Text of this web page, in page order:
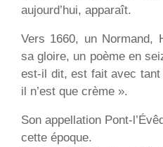
aujourd’hui, apparaît.
Vers 1660, un Normand,
sa gloire, un poème en
est-il dit, est fait avec tant
il n’est que crème ».
Son appellation Pont-
cette époque.